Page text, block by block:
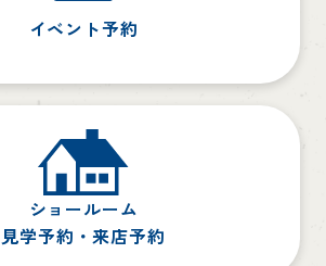
イベント予約
ショールーム
見学予約・来店予約